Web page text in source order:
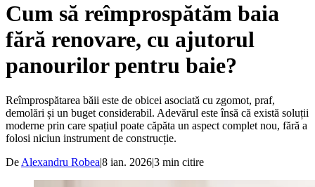
Cum să reîmprospătăm baia
fără renovare, cu ajutorul
panourilor pentru baie?
Reîmprospătarea băii este de obicei asociată cu zgomot, praf,
demolări și un buget considerabil. Adevărul este însă că există soluții
moderne prin care spațiul poate căpăta un aspect complet nou, fără a
folosi niciun instrument de construcție.
De Alexandru Robea|8 ian. 2026|3 min citire